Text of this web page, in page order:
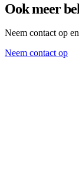
Ookmeer
Neem contact op
Neem contact op